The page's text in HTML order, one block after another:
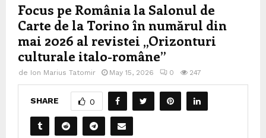
Focus pe România la Salonul de
Carte de la Torino în numărul din
mai 2026 al revistei „Orizonturi
culturale italo-române”
de Ion Marius Tatomir May 15, 2026 0 247
SHARE 0